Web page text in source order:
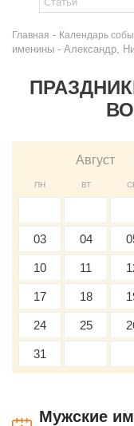
Главная - Календарь
именины - Александр,
ПН ВТ
03 04
10 11
17 18
24 25
31
Мужские